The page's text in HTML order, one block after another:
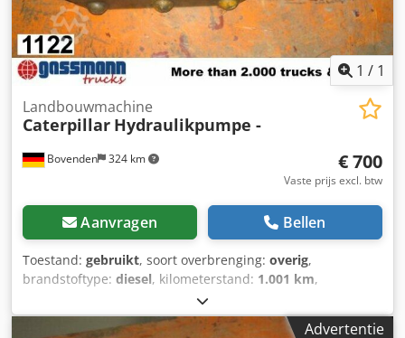
1 / 1
Bovenden 324 km
Landbouwmachine
Caterpillar Hydraulikpumpe -
€ 700
Vaste prijs excl. btw
Aanvragen Bellen
Toestand: gebruikt, soort overbrenging: overig,
brandstoftype: diesel, kilometerstand: 1.001 km,
, Voertuiglocatie: Bovenden,
Opbouw: Hydrauliekpomp GEBRUIKT Nr.: 2J7366
Advertentie